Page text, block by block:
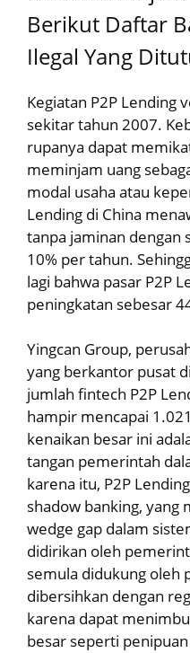
Berikut Daftar
Ilegal Yang
Kegiatan P2P Lending
sekitar tahun 2007.
rupanya dapat
meminjam uang
modal usaha atau
Lending di China
tanpa jaminan dengan
10% per tahun.
lagi bahwa pasar P2P
peningkatan sebesar
Yingcan Group,
yang berkantor pusat
jumlah fintech P2P
hampir mencapai
kenaikan besar ini
tangan pemerintah
karena itu, P2P
shadow banking, yang
wedge gap dalam
didirikan oleh
semula didukung oleh
dibersihkan dengan
karena dapat
besar seperti